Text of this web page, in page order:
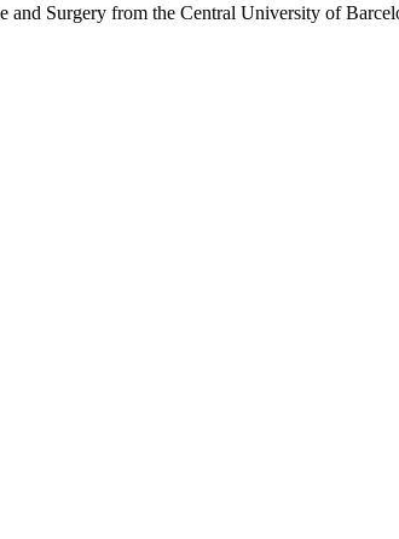
and Surgery from the Central University of